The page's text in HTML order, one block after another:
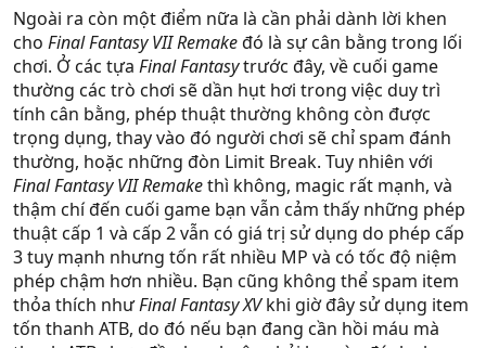
Ngoài ra còn một điểm nữa là cần phải dành lời khen
cho Final Fantasy VII Remakeđó là sự cân bằng trong lối
chơi. Ở các tựa Final Fantasytrước đây, về cuối game
thường các trò chơi sẽ dần hụt hơi trong việc duy trì
tính cân bằng, phép thuật thường không còn được
trọng dụng, thay vào đó người chơi sẽ chỉ spam đánh
thường, hoặc những đòn Limit Break. Tuy nhiên với
Final Fantasy VII Remakethì không, magic rất mạnh, và
thậm chí đến cuối game bạn vẫn cảm thấy những phép
thuật cấp 1 và cấp 2 vẫn có giá trị sử dụng do phép cấp
3 tuy mạnh nhưng tốn rất nhiều MP và có tốc độ niệm
phép chậm hơn nhiều. Bạn cũng không thể spam item
thỏa thích nhưFinal Fantasy XVkhi giờ đây sử dụng item
tốn thanh ATB, do đó nếu bạn đang cần hồi máu mà